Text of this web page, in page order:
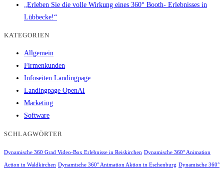
„Erleben Sie die volle Wirkung eines 360° Booth- Erlebnisses in
Lübbecke!“
KATEGORIEN
Allgemein
Firmenkunden
Infoseiten Landingpage
Landingpage OpenAI
Marketing
Software
SCHLAGWÖRTER
Dynamische 360 Grad Video-Box Erlebnisse in Reiskirchen Dynamische 360° Animation
Action in Waldkirchen Dynamische 360° Animation Aktion in Eschenburg Dynamische 360°